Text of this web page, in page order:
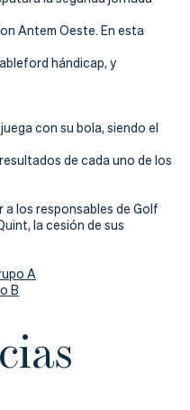
Antem Oeste. En esta
hándicap, y
con su bola, siendo el
de cada uno de los
a los responsables de Golf
la cesión de sus
A
B